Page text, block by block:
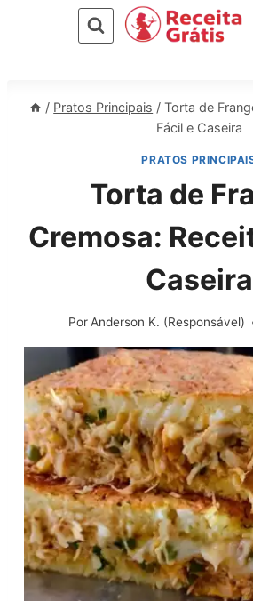
/ Pratos Principais / Torta de
Fácil e Caseira
PRATOS
Torta de
Cremosa:
Caseira
PorAnderson K. (Responsável)